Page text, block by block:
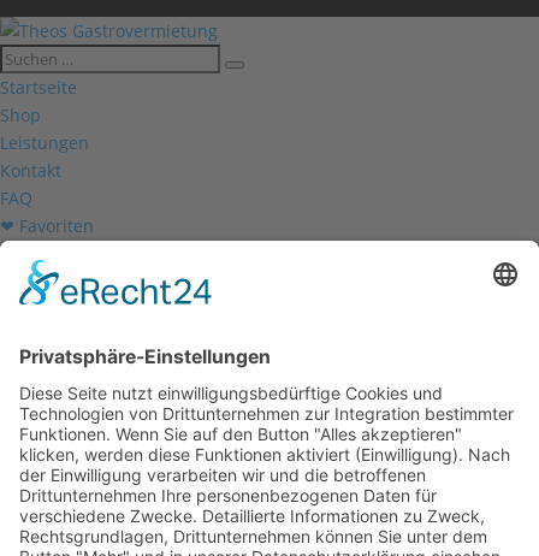
Startseite
Shop
Leistungen
Kontakt
FAQ
❤ Favoriten
Mein Konto
Betriebsferien
Wir befinden uns vom
19.12.2025 bis einschließlich 07.01.2026
in unseren Betriebsferien.
In dieser Zeit werden Anfragen